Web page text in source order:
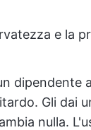
e la
dipendente
Gli dai
nulla.